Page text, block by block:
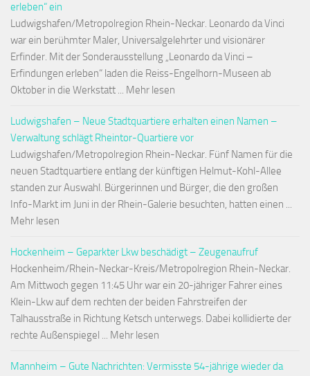
erleben“ ein
Ludwigshafen/Metropolregion Rhein-Neckar. Leonardo da Vinci
war ein berühmter Maler, Universalgelehrter und visionärer
Erfinder. Mit der Sonderausstellung „Leonardo da Vinci –
Erfindungen erleben“ laden die Reiss-Engelhorn-Museen ab
Oktober in die Werkstatt ... Mehr lesen
Ludwigshafen – Neue Stadtquartiere erhalten einen Namen –
Verwaltung schlägt Rheintor-Quartiere vor
Ludwigshafen/Metropolregion Rhein-Neckar. Fünf Namen für die
neuen Stadtquartiere entlang der künftigen Helmut-Kohl-Allee
standen zur Auswahl. Bürgerinnen und Bürger, die den großen
Info-Markt im Juni in der Rhein-Galerie besuchten, hatten einen ...
Mehr lesen
Hockenheim – Geparkter Lkw beschädigt – Zeugenaufruf
Hockenheim/Rhein-Neckar-Kreis/Metropolregion Rhein-Neckar.
Am Mittwoch gegen 11:45 Uhr war ein 20-jähriger Fahrer eines
Klein-Lkw auf dem rechten der beiden Fahrstreifen der
Talhausstraße in Richtung Ketsch unterwegs. Dabei kollidierte der
rechte Außenspiegel ... Mehr lesen
Mannheim – Gute Nachrichten: Vermisste 54-jährige wieder da